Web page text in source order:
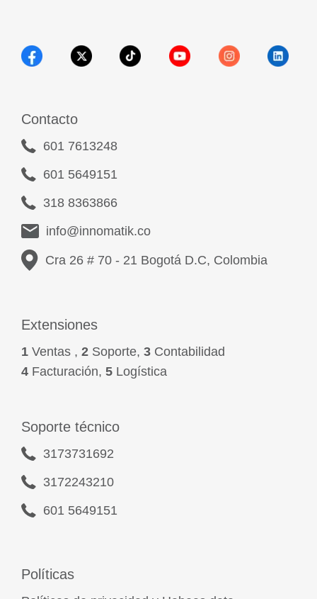
Contacto
601 7613248
601 5649151
318 8363866
info@innomatik.co
Cra 26 # 70 - 21 Bogotá D.C, Colombia
Extensiones
1 Ventas , 2 Soporte, 3 Contabilidad
4 Facturación, 5 Logística
Soporte técnico
3173731692
3172243210
601 5649151
Políticas